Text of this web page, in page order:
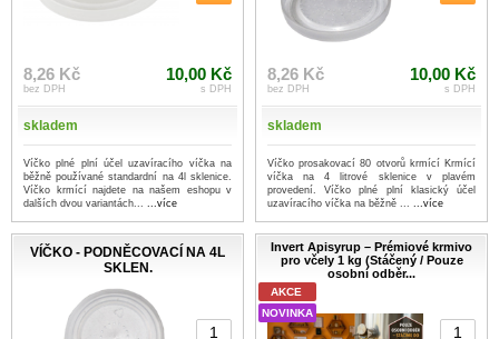
8,26 Kč
bez DPH
10,00 Kč
s DPH
skladem
Víčko plné plní účel uzavíracího víčka na
běžně používané standardní na 4l sklenice.
Víčko krmící najdete na našem eshopu v
dalších dvou variantách... ...více
8,26 Kč
bez DPH
10,00 Kč
s DPH
skladem
Víčko prosakovací 80 otvorů krmící Krmící
víčka na 4 litrové sklenice v plavém
provedení. Víčko plné plní klasický účel
uzavíracího víčka na běžně ... ...více
VÍČKO - PODNĚCOVACÍ NA 4L
SKLEN.
Invert Apisyrup – Prémiové krmivo
pro včely 1 kg (Stáčený / Pouze
osobní odběr...
AKCE
NOVINKA